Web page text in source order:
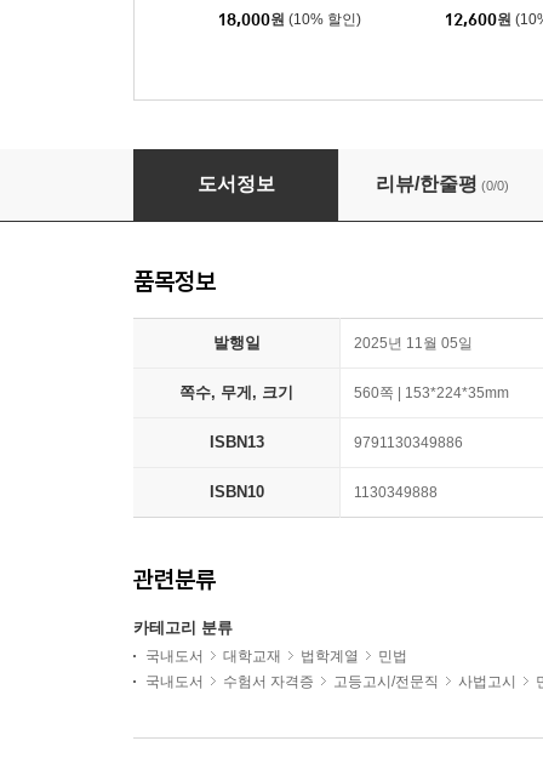
18,000원 (10% 할인) 12,600원
민법입문
도서정보 리뷰/한줄평 (0/0)
품목정보
발행일 2025년 11월 05일
쪽수, 무게, 크기 560쪽 | 153*224*35mm
ISBN13 9791130349886
ISBN10 1130349888
관련분류
카테고리 분류
국내도서 대학교재 법학계열
민법
국내도서
수험서 자격증 고등고시/전문직 사법고시